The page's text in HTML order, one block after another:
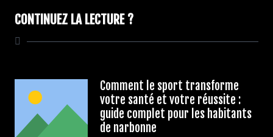
CONTINUEZ LA LECTURE ?
Comment le sport transforme
votre santé et votre réussite :
guide complet pour les habitants
de narbonne